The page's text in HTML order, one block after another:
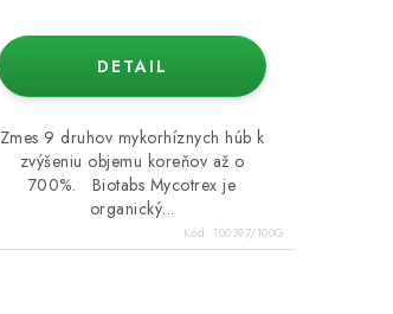
DETAIL
Zmes 9 druhov mykorhíznych húb k
zvýšeniu objemu koreňov až o
700%. Biotabs Mycotrex je
organický...
Kód: 100397/100G